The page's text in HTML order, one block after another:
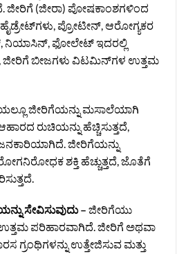
ಜೀರಿಗೆ (ಜೀರಾ) ಪೋಷಕಾಂಶಗಳಿಂದ
ಪ್ರೋಟೀನ್, ಆರೋಗ್ಯಕರ
ನಿಯಾಸಿನ್, ಫೋಲೇಟ್ ಇದರಲ್ಲಿ
ಜೀರಿಗೆ ಬೀಜಗಳು ವಿಟಮಿನ್‌ಗಳ ಉತ್ತಮ
ಜೀರಿಗೆಯನ್ನು ಮಸಾಲೆಯಾಗಿ
ರುಚಿಯನ್ನು ಹೆಚ್ಚಿಸುತ್ತದೆ,
ಜೀರಿಗೆಯನ್ನು
ಶಕ್ತಿ ಹೆಚ್ಚುತ್ತದೆ, ಜೊತೆಗೆ
ಸೇವಿಸುವುದು – ಜೀರಿಗೆಯು
ಪರಿಹಾರವಾಗಿದೆ. ಜೀರಿಗೆ ಅಥವಾ
ಗ್ರಂಥಿಗಳನ್ನು ಉತ್ತೇಜಿಸುವ ಮತ್ತು